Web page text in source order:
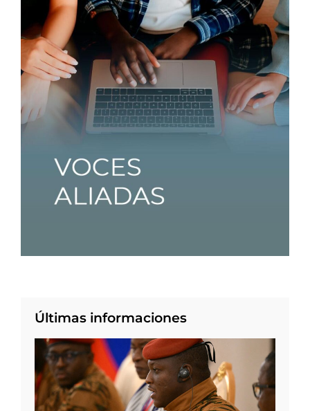
Últimas informaciones